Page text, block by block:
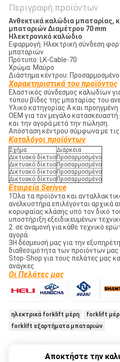
Περιγραφή προϊόντων
Ανθεκτικά καλώδια μπαταρίας,
μπαταριών Διαμέτρου 70 mm
Ηλεκτρονικό καλώδιο
Εφαρμογή: Ηλεκτρική σύνδεση
μπαταριών
Πρότυπο: LK-Cable-70
Χρώμα: Μαύρο
Διάστημα κέντρου: Προσαρμοσμένο
Χαρακτηριστικά του προϊόντος
Ελαστικός σύνδεσμος καλωδίων
τύπου βίδες της μπαταρίας του
Υλικό κατηγορίας Α και
OEM για τον μεγάλο
και την αγορά μετά την πώληση.
Απόσταση κέντρου σύμφωνα με τις
Καταλόγοι προϊόντων
Σχήμα
Διάρκεια
Δικτυακό δίκτυο Προσαρμοσμένο
Δικτυακό δίκτυο Προσαρμοσμένο
Δικτυακό δίκτυο Προσαρμοσμένο
Δικτυακό δίκτυο Προσαρμοσμένο
Εταιρεία Serivce
1Όλα τα προϊόντα και
ανελκυστήρα επιλέγονται αρχικά
κορυφαίας κλάσης υπό τον δικό
υποστήριξη εξειδικευμένων
2. σε αναμονή για κάθε τεχνικό
αγορά.
3Η δέσμευσή μας για την
διαθεσιμότητα των προϊόντων μας
Stop-Shop για τους πελάτες μας
ανάγκες.
Οι Πελάτες μας
ηλεκτρικά forklift μέρη
forklift
forklift εξαρτήματα μπαταριών
Αποκτήστε την